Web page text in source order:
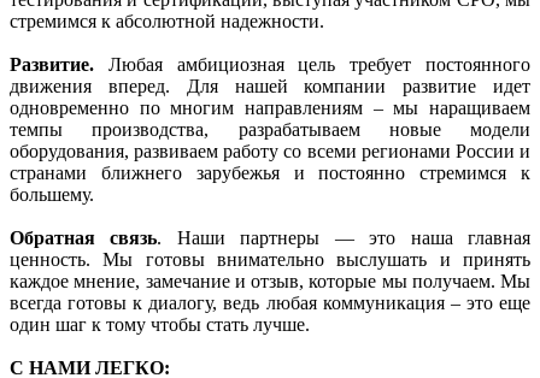
стремимся к абсолютной надежности.
Развитие. Любая амбициозная цель требует постоянного
движения вперед. Для нашей компании развитие идет
одновременно по многим направлениям – мы наращиваем
темпы производства, разрабатываем новые модели
оборудования, развиваем работу со всеми регионами России и
странами ближнего зарубежья и постоянно стремимся к
большему.
Обратная связь. Наши партнеры — это наша главная
ценность. Мы готовы внимательно выслушать и принять
каждое мнение, замечание и отзыв, которые мы получаем. Мы
всегда готовы к диалогу, ведь любая коммуникация – это еще
один шаг к тому чтобы стать лучше.
С НАМИ ЛЕГКО: